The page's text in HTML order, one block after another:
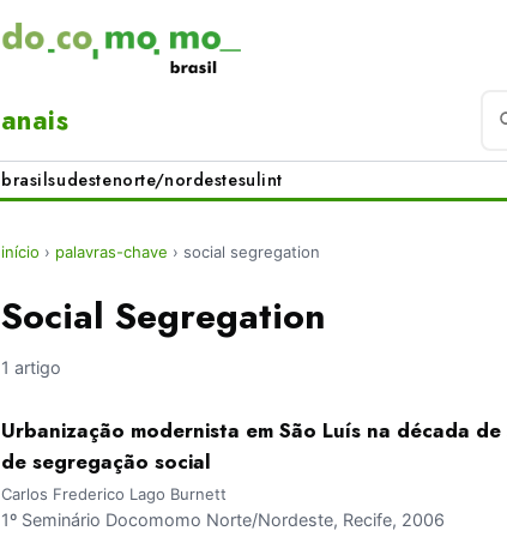
anais
brasilsudestenorte/nordestesulint
início › palavras-chave › social segregation
Social Segregation
1 artigo
Urbanização modernista em São Luís na década
de segregação social
Carlos Frederico Lago Burnett
1º Seminário Docomomo Norte/Nordeste, Recife, 2006